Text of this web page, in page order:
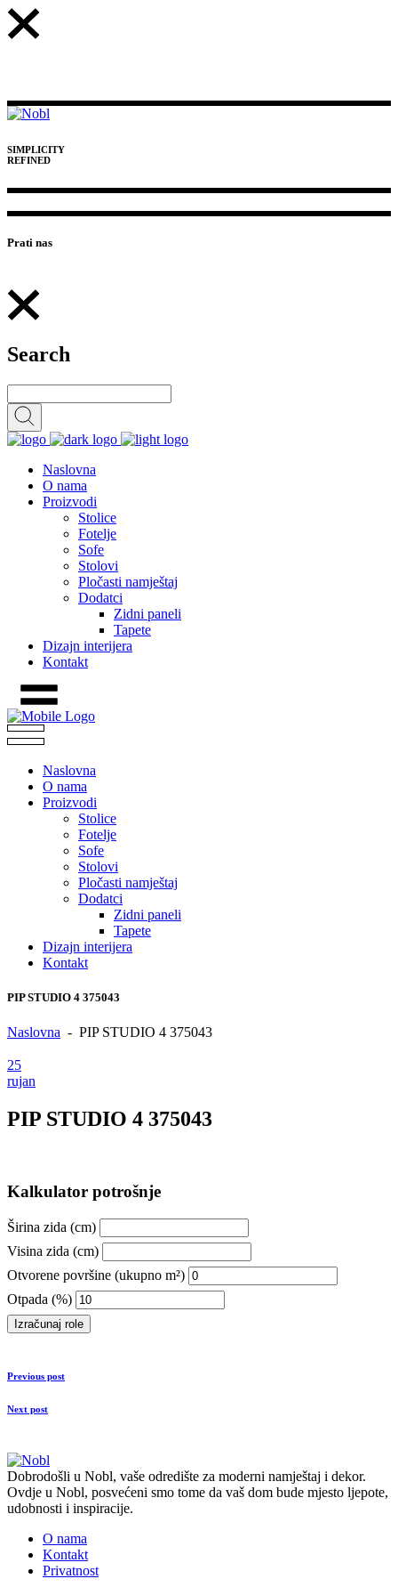
SIMPLICITY
REFINED
Prati nas
Search
Naslovna
O nama
Proizvodi
Stolice
Fotelje
Sofe
Stolovi
Pločasti namještaj
Dodatci
Zidni paneli
Tapete
Dizajn interijera
Kontakt
Naslovna
O nama
Proizvodi
Stolice
Fotelje
Sofe
Stolovi
Pločasti namještaj
Dodatci
Zidni paneli
Tapete
Dizajn interijera
Kontakt
PIP STUDIO 4 375043
Naslovna - PIP STUDIO 4 375043
25
rujan
PIP STUDIO 4 375043
Kalkulator potrošnje
Širina zida (cm)
Visina zida (cm)
Otvorene površine (ukupno m²)
Otpada (%)
Izračunaj role
Previous post
Next post
Dobrodošli u Nobl, vaše odredište za moderni namještaj i dekor.
Ovdje u Nobl, posvećeni smo tome da vaš dom bude mjesto ljepote,
udobnosti i inspiracije.
O nama
Kontakt
Privatnost